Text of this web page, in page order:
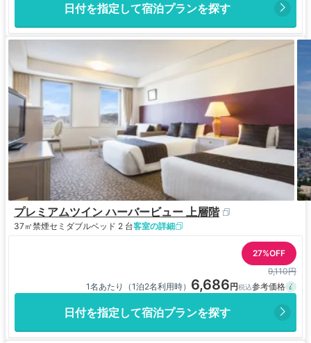
日付を指定して宿泊プランを探す
プレミアムツイン ハーバービュー 上層階
37㎡禁煙セミダブルベッド 2 台客室の詳細
27%OFF
9,110円
1名あたり（1泊2名利用時） 6,686
日付を指定して宿泊プランを探す